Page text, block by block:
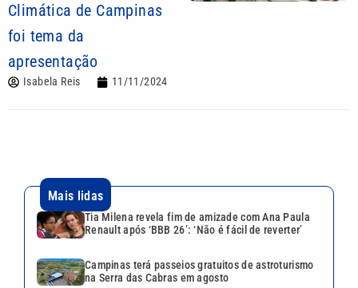
Climática de Campinas
foi tema da
apresentação
Isabela Reis 11/11/2024
Mais lidas
Tia Milena revela fim de amizade com Ana Paula
Renault após ‘BBB 26’: ‘Não é fácil de reverter’
Campinas terá passeios gratuitos de astroturismo
na Serra das Cabras em agosto